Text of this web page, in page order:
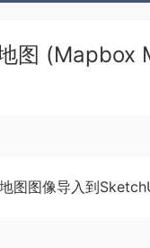
图 (Mapbox
图图像导入到